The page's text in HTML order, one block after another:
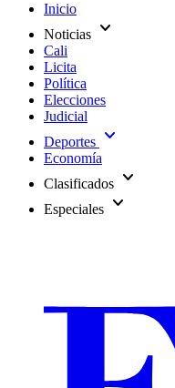
Inicio
Noticias expand_more
Cali
Licita
Política
Elecciones
Judicial
Deportes expand_more
Economía
Clasificados expand_more
Especiales expand_more